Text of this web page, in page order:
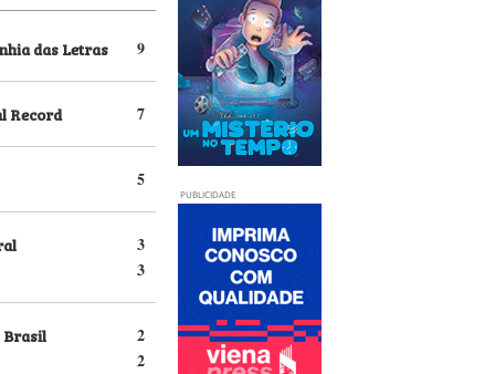
9
das Letras
7
Record
5
3
3
2
2
PUBLICIDADE